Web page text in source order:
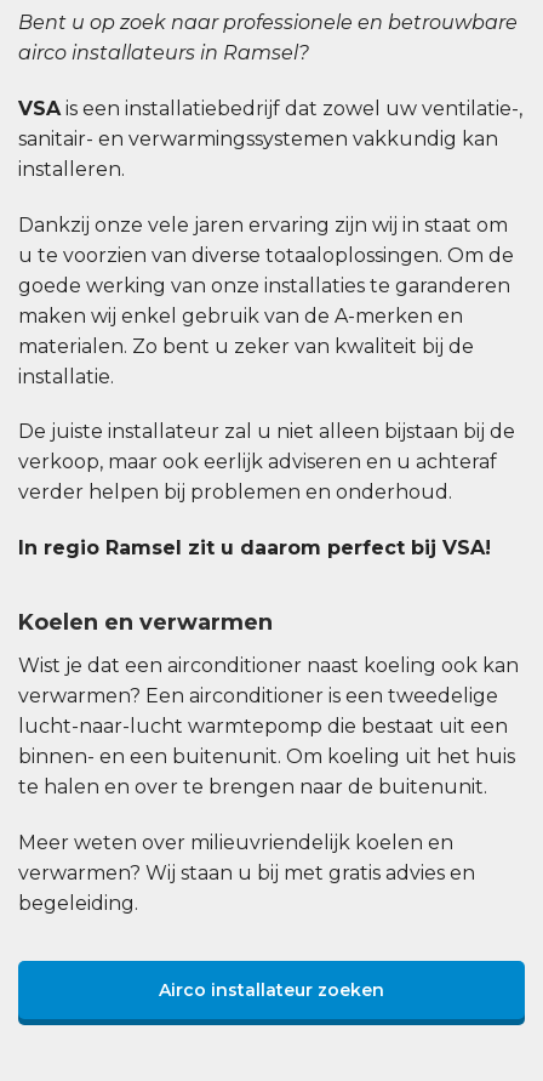
Bent u op zoek naar professionele en betrouwbare
airco installateurs in Ramsel?
VSAis een installatiebedrijf dat zowel uw ventilatie-,
sanitair- en verwarmingssystemen vakkundig kan
installeren.
Dankzij onze vele jaren ervaring zijn wij in staat om
u te voorzien van diverse totaaloplossingen. Om de
goede werking van onze installaties te garanderen
maken wij enkel gebruik van de A-merken en
materialen. Zo bent u zeker van kwaliteit bij de
installatie.
De juiste installateur zal u niet alleen bijstaan bij de
verkoop, maar ook eerlijk adviseren en u achteraf
verder helpen bij problemen en onderhoud.
In regio Ramsel zit u daarom perfect bij VSA!
Koelen en verwarmen
Wist je dat een airconditioner naast koeling ook kan
verwarmen? Een airconditioner is een tweedelige
lucht-naar-lucht warmtepomp die bestaat uit een
binnen- en een buitenunit. Om koeling uit het huis
te halen en over te brengen naar de buitenunit.
Meer weten over milieuvriendelijk koelen en
verwarmen? Wij staan u bij met gratis advies en
begeleiding.
Airco installateur zoeken